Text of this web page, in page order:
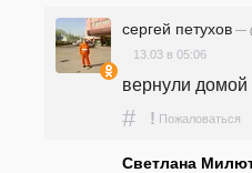
сергей петухов —
13.03 в 05:06
вернули домой
# ! Пожаловаться
Светлана